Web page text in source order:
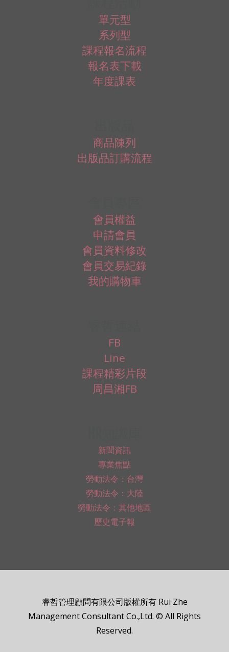
單元型
系列型
課程報名流程
報名表下載
年度課表
商品陳列
出版品訂購流程
會員權益
申請會員
會員資料修改
會員交易紀錄
我的購物車
FB
Line
課程精彩片段
周昌湘FB
新聞資訊
專業焦點
勞動法令：台灣
勞動法令：大陸
勞動法令：其他地區
歷史電子報
睿哲管理顧問有限公司版權所有 Rui Zhe
Management Consultant Co.,Ltd. © All Rights
Reserved.